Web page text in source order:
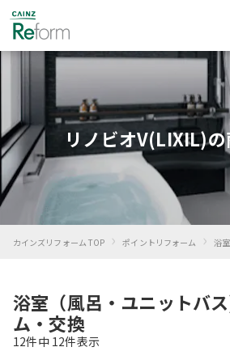
リノビオV(LIXIL)
カインズリフォーム TOP › ポイントリフォーム › 浴
浴室（風呂・ユニットバ
ム・交換
12件中 12件表示